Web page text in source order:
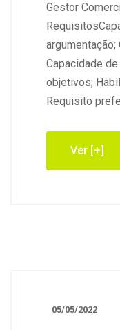
Gestor
argumentação;
Capacidade
objetivos;
Requisito
Ver [+]
05/05/2022